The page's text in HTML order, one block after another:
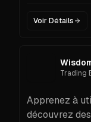
FAQ.
Voir Détails
Trading
Apprenez à
découvrez